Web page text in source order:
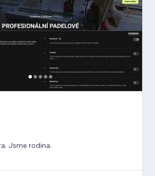
Jsme rodina.